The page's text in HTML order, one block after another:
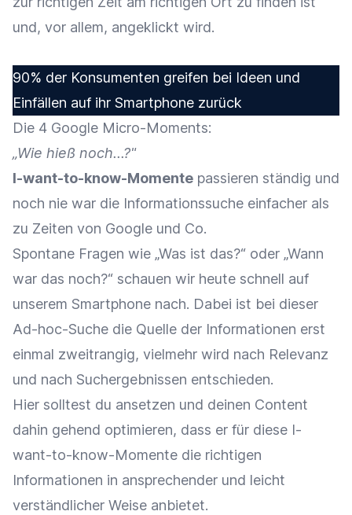
und, vor allem, angeklickt wird.
90% der Konsumenten greifen bei Ideen und
Einfällen auf ihr Smartphone zurück
Die 4 Google Micro-Moments:
„Wie hieß noch...?"
I-want-to-know-Momente passieren ständig und
noch nie war die Informationssuche einfacher als
zu Zeiten von Google und Co.
Spontane Fragen wie „Was ist das?“ oder „Wann
war das noch?“ schauen wir heute schnell auf
unserem Smartphone nach. Dabei ist bei dieser
Ad-hoc-Suche die Quelle der Informationen erst
einmal zweitrangig, vielmehr wird nach Relevanz
und nach Suchergebnissen entschieden.
Hier solltest du ansetzen und deinen Content
dahin gehend optimieren, dass er für diese I-
want-to-know-Momente die richtigen
Informationen in ansprechender und leicht
verständlicher Weise anbietet.